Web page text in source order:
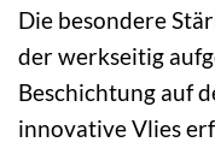
Die besondere
der werkseitig
Beschichtung auf
innovative Vlies